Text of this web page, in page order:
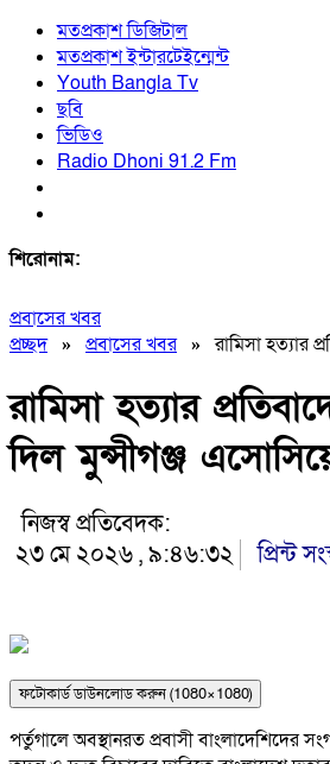
মতপ্রকাশ ডিজিটাল
মতপ্রকাশ ইন্টারটেইন্মেন্ট
Youth Bangla Tv
ছবি
ভিডিও
Radio Dhoni 91.2 Fm
শিরোনাম:
প্রবাসের খবর
প্রচ্ছদ» প্রবাসের খবর»রামিসা হত্যার
রামিসা হত্যার
দিল মুন্সীগঞ্জ
নিজস্ব প্রতিবেদক:
২৩ মে ২০২৬ , ৯:৪৬:৩২
প্রিন্ট
ফটোকার্ড ডাউনলোড করুন (1080×1080)
পর্তুগালে অবস্থানরত প্রবাসী বাংলাদেশিদের